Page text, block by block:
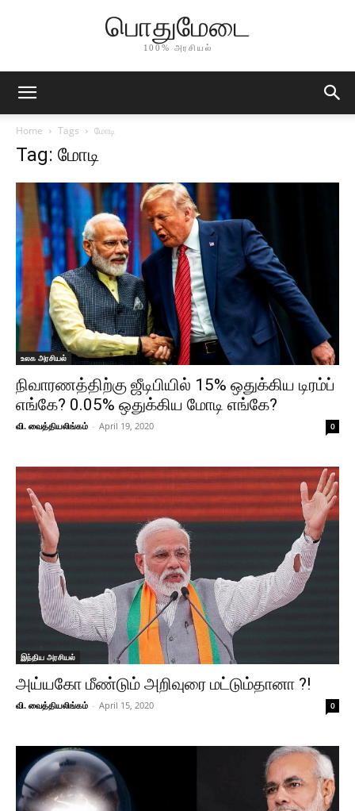
பொதுமேடை
100% அரசியல்
Home Tags மோடி
Tag: மோடி
உலக அரசியல்
நிவாரணத்திற்கு ஜீடிபியில் 15% ஒதுக்கிய டிரம்ப்
எங்கே? 0.05% ஒதுக்கிய மோடி எங்கே?
வி. வைத்தியலிங்கம் - April 19, 2020 0
இந்திய அரசியல்
அய்யகோ மீண்டும் அறிவுரை மட்டும்தானா ?!
வி. வைத்தியலிங்கம் - April 15, 2020 0